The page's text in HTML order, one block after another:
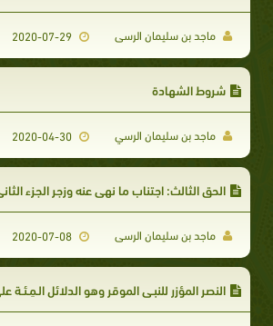
ماجد بن سليمان الرسى 2020-07-29
شروط الشهادة
ماجد بن سليمان الرسي 2020-04-30
الحق الثالث: اجتناب ما نهى عنه وزجر الجزء
ماجد بن سليمان الرسى 2020-07-08
النصر المؤزر للنبـي الموقر وهو الدلائل الـمِـئـة على عِظم قدر النبـي محمد صلى الله عليه